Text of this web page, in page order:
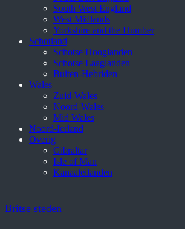
South West England
West Midlands
Yorkshire and the Humber
Schotland
Schotse Hooglanden
Schotse Laaglanden
Buiten-Hebriden
Wales
Zuid-Wales
Noord-Wales
Mid Wales
Noord-Ierland
Overig
Gibraltar
Isle of Man
Kanaaleilanden
Britse steden